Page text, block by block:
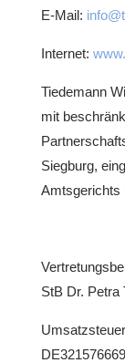
E-Mail:
Internet:
Tiedemann
mit
Siegburg,
Amtsgerichts
StB Dr. Petra
DE321576669